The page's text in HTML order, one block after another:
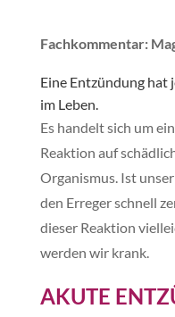
Fachkommentar:
Eine Entzündung hat
im Leben.
Es handelt sich um
Reaktion auf
Organismus. Ist
den Erreger schnell
dieser Reaktion
werden wir krank.
AKUTE